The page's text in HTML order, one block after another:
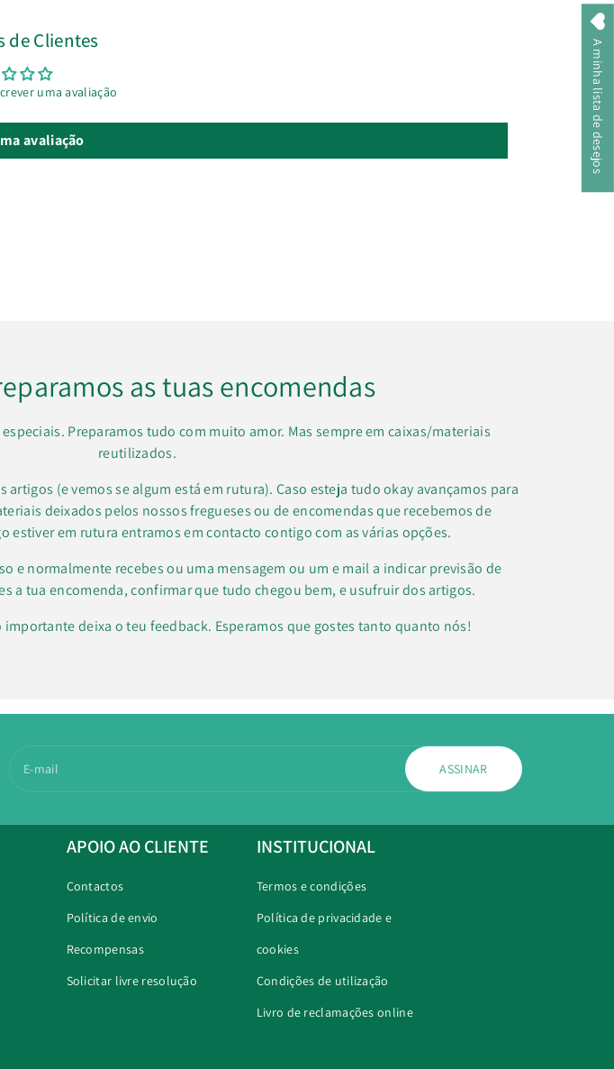
de Clientes
uma avaliação
avaliação
as tuas encomendas
Preparamos tudo com muito amor. Mas sempre em caixas/materiais
reutilizados.
artigos (e vemos se algum está em rutura). Caso esteja tudo okay avançamos para
deixados pelos nossos fregueses ou de encomendas que recebemos de
estiver em rutura entramos em contacto contigo com as várias opções.
e normalmente recebes ou uma mensagem ou um e mail a indicar previsão de
a tua encomenda, confirmar que tudo chegou bem, e usufruir dos artigos.
importante deixa o teu feedback. Esperamos que gostes tanto quanto nós!
E-mail ASSINAR
APOIO AO CLIENTE
Contactos
Política de envio
Recompensas
Solicitar livre resolução
INSTITUCIONAL
Termos e condições
Política de privacidade e
cookies
Condições de utilização
Livro de reclamações online
A minha lista de desejos